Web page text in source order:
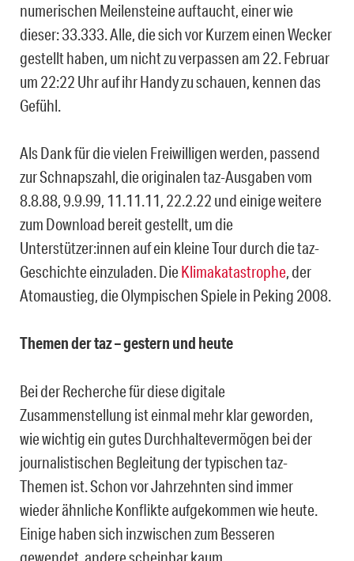
numerischen Meilensteine auftaucht, einer wie
dieser: 33.333. Alle, die sich vor Kurzem einen Wecker
gestellt haben, um nicht zu verpassen am 22. Februar
um 22:22 Uhr auf ihr Handy zu schauen, kennen das
Gefühl.
Als Dank für die vielen Freiwilligen werden, passend
zur Schnapszahl, die originalen taz-Ausgaben vom
8.8.88, 9.9.99, 11.11.11, 22.2.22 und einige weitere
zum Download bereit gestellt, um die
Unterstützer:innen auf ein kleine Tour durch die taz-
Geschichte einzuladen. DieKlimakatastrophe, der
Atomaustieg, die Olympischen Spiele in Peking 2008.
Themen der taz – gestern und heute
Bei der Recherche für diese digitale
Zusammenstellung ist einmal mehr klar geworden,
wie wichtig ein gutes Durchhaltevermögen bei der
journalistischen Begleitung der typischen taz-
Themen ist. Schon vor Jahrzehnten sind immer
wieder ähnliche Konflikte aufgekommen wie heute.
Einige haben sich inzwischen zum Besseren